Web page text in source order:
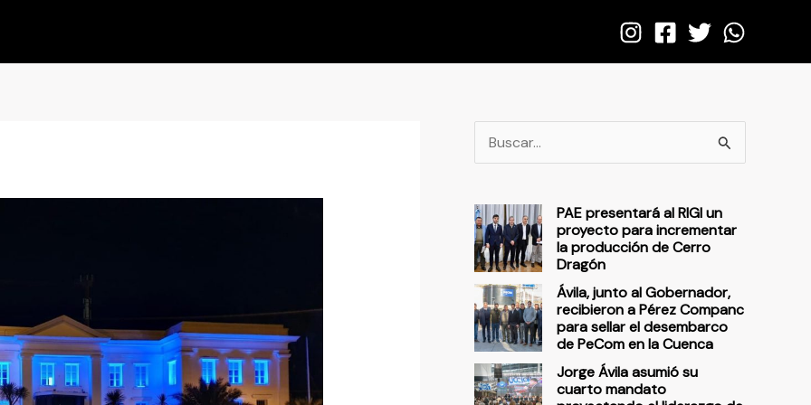
u
c
a
p
o
r
:
PAE presentará al RIGI un
proyecto para incrementar
la producción de Cerro
Dragón
Ávila, junto al Gobernador,
recibieron a Pérez Companc
para sellar el desembarco
de PeCom en la Cuenca
Jorge Ávila asumió su
cuarto mandato